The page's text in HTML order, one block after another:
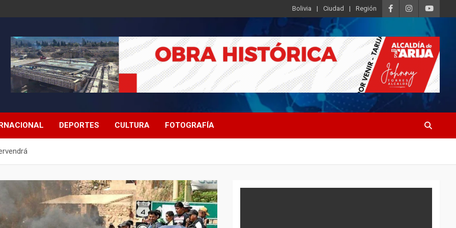
Bolivia Ciudad Región
DEPORTES CULTURA FOTOGRAFÍA